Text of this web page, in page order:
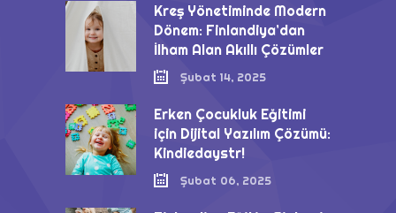
Kreş Yönetiminde Modern
Dönem: Finlandiya’dan
İlham Alan Akıllı Çözümler
Şubat 14, 2025
Erken Çocukluk Eğitimi
için Dijital Yazılım Çözümü:
Kindiedaystr!
Şubat 06, 2025